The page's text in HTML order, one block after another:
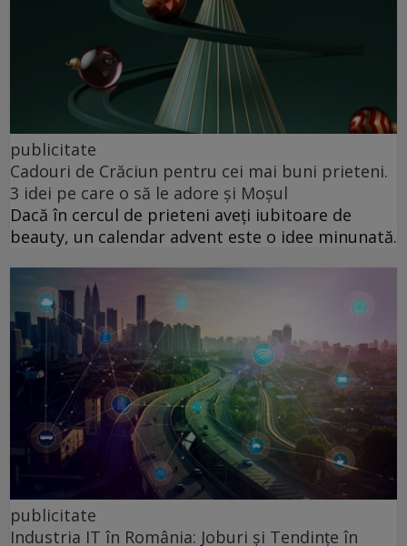
publicitate
Cadouri de Crăciun pentru cei mai buni prieteni.
3 idei pe care o să le adore și Moșul
Dacă în cercul de prieteni aveți iubitoare de
beauty, un calendar advent este o idee minunată.
publicitate
Industria IT în România: Joburi și Tendințe în